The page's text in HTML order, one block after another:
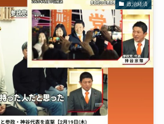
政治経済